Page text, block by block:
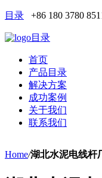
目录 +86 180 3780
目录
首页
产品目录
解决方案
成功案例
关于我们
联系我们
Home/湖北水泥电线杆